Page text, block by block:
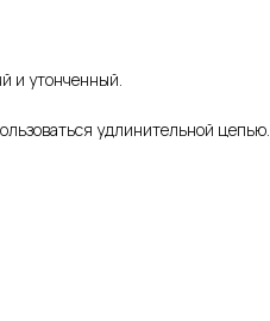
и утонченный.
удлинительной цепью.